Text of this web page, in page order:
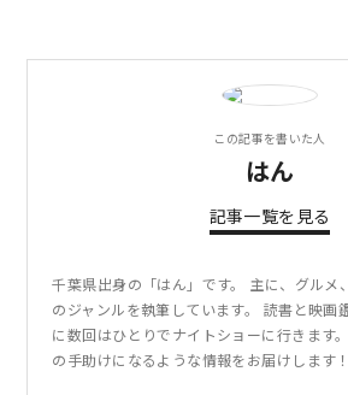
この記事を書いた人
はん
記事一覧を見る
千葉県出身の「はん」です。 主に、グルメ
のジャンルを執筆しています。 読書と映画
に数回はひとりでナイトショーに行きます
の手助けになるような情報をお届けします！